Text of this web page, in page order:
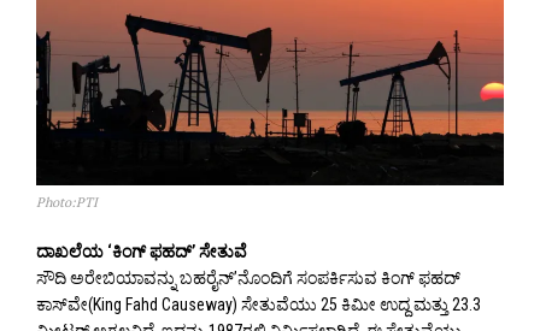
Photo:PTI
ದಾಖಲೆಯ ‘ಕಿಂಗ್ ಫಹದ್’ ಸೇತುವೆ
ಸೌದಿ ಅರೇಬಿಯಾವನ್ನು ಬಹರೈನ್’ನೊಂದಿಗೆ ಸಂಪರ್ಕಿಸುವ ಕಿಂಗ್ ಫಹದ್
ಕಾಸ್‌ವೇ(King Fahd Causeway) ಸೇತುವೆಯು 25 ಕಿಮೀ ಉದ್ದ ಮತ್ತು 23.3